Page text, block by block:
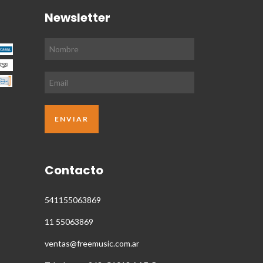
Newsletter
Contacto
541155063869
11 55063869
ventas@freemusic.com.ar